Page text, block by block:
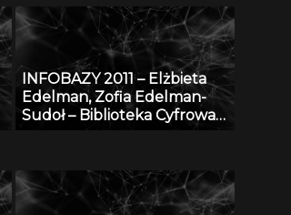
INFOBAZY 2011 – Elżbieta
Edelman, Zofia Edelman-
Sudoł – Biblioteka Cyfrowa
stan obecny i przyszłość